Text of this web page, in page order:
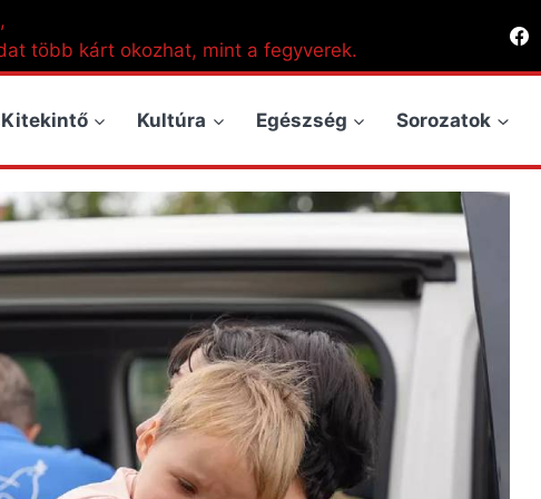
több kárt okozhat, mint a fegyverek.
Kitekintő Kultúra Egészség Sorozatok